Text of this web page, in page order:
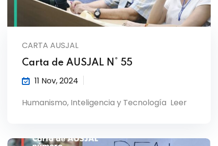
CARTA AUSJAL
Carta de AUSJAL N° 55
11 Nov, 2024
Humanismo, Inteligencia y Tecnología Leer